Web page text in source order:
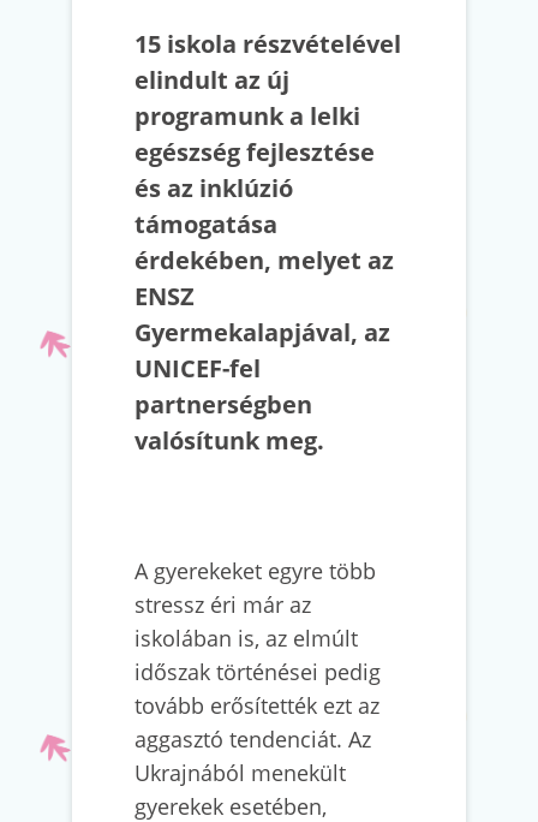
15 iskola részvételével
elindult az új
programunk a lelki
egészség fejlesztése
és az inklúzió
támogatása
érdekében, melyet az
ENSZ
Gyermekalapjával, az
UNICEF-fel
partnerségben
valósítunk meg.
A gyerekeket egyre több
stressz éri már az
iskolában is, az elmúlt
időszak történései pedig
tovább erősítették ezt az
aggasztó tendenciát. Az
Ukrajnából menekült
gyerekek esetében,